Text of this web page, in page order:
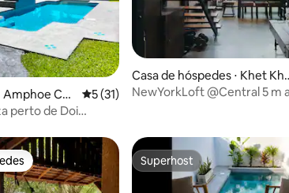
20 avaliações
Amphoe Ch
5 de uma avaliação média de 5, 31
5 (31)
perto de Doi
Casa de hóspedes ⋅ Khet
ng Toei
NewYorkLoft @Central 5 m
Superhost
Superhost